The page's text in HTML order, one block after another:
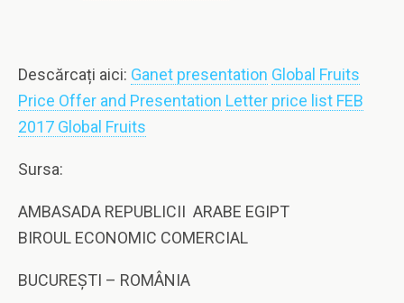
Descărcați aici: Ganet presentation Global Fruits
Price Offer and Presentation Letter price list FEB
2017 Global Fruits
Sursa:
AMBASADA REPUBLICII ARABE EGIPT
BIROUL ECONOMIC COMERCIAL
BUCUREŞTI – ROMÂNIA